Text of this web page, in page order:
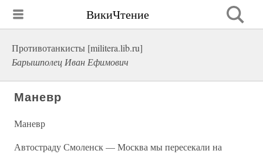
ВикиЧтение
Противотанкисты [militera.lib.ru]
Барышполец Иван Ефимович
Маневр
Маневр
Автостраду Смоленск — Москва мы пересекали на